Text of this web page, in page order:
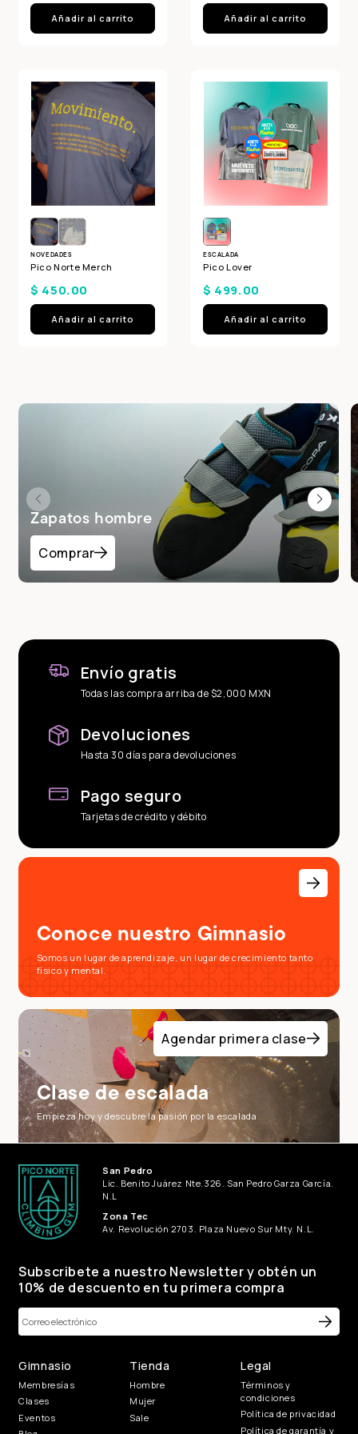
Añadir al carrito Añadir al carrito
NOVEDADES
Pico Norte Merch
$ 450.00
Añadir al carrito
ESCALADA
Pico Lover
$ 499.00
Añadir al carrito
Zapatos hombre
Comprar
Envío gratis
Todas las compra arriba de $2,000 MXN
Devoluciones
Hasta 30 días para devoluciones
Pago seguro
Tarjetas de crédito y débito
Conoce nuestro Gimnasio
Somos un lugar de aprendizaje, un lugar de crecimiento tanto
físico y mental.
Agendar primera clase
Clase de escalada
Empieza hoy y descubre la pasión por la escalada
San Pedro
Lic. Benito Juárez Nte.326. San Pedro Garza García.
N.L
Zona Tec
Av. Revolución 2703. Plaza Nuevo Sur Mty. N.L.
Subscribete a nuestro Newsletter y obtén un
10% de descuento en tu primera compra
Gimnasio
Membresías
Clases
Eventos
Tienda
Hombre
Mujer
Sale
Legal
Términos y
condiciones
Política de privacidad
Política de garantía y